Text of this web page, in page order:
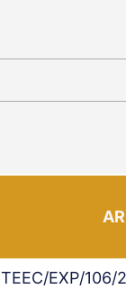
TEEC/EXP/106/